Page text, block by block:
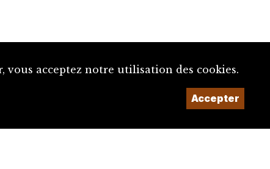
acceptez notre utilisation des cookies.
Accepter